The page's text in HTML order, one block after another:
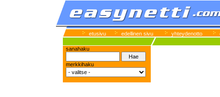
etusivu edellinen sivu yhteydenotto
sanahaku
merkkihaku